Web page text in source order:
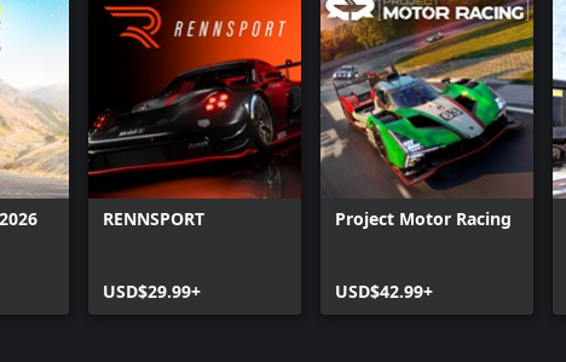
RENNSPORT
USD$29.99+
Project Motor Racing
USD$42.99+